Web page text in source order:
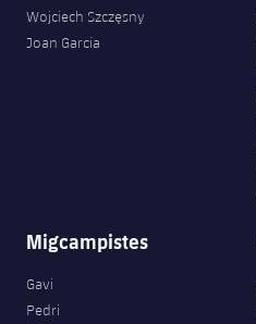
Serveis Mèdics
Acreditacions
SUB8 B
Fotos
Fotos
Infantil A
Entrades
Fotos
Calendari
Actualitat
Campus Verano
Barça Atlètic
plusicon
més
Wojciech Szczęsny
Joan Garcia
Migcampistes
Gavi
Pedri